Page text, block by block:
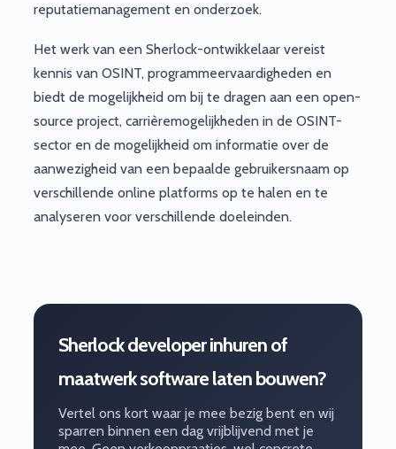
reputatiemanagement en onderzoek.
Het werk van een Sherlock-ontwikkelaar vereist
kennis van OSINT, programmeervaardigheden en
biedt de mogelijkheid om bij te dragen aan een open-
source project, carrièremogelijkheden in de OSINT-
sector en de mogelijkheid om informatie over de
aanwezigheid van een bepaalde gebruikersnaam op
verschillende online platforms op te halen en te
analyseren voor verschillende doeleinden.
Sherlock developer inhuren of
maatwerk software laten bouwen?
Vertel ons kort waar je mee bezig bent en wij
sparren binnen een dag vrijblijvend met je